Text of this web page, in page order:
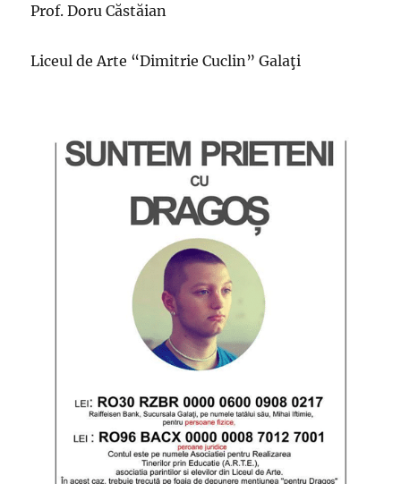
Prof. Doru Căstăian
Liceul de Arte “Dimitrie Cuclin” Galaţi